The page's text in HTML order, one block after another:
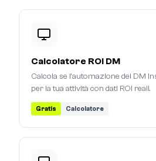
Calcolatore ROI DM
Calcola se l'automazione dei DM
per la tua attività con dati ROI reali.
Gratis Calcolatore